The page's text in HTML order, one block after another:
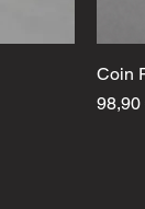
Coin
Preis
98,90